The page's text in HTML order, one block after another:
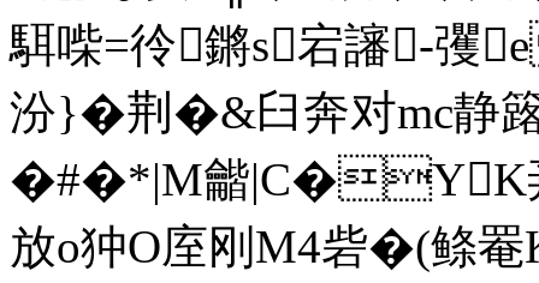
駬喍=彾鏘s宕讅-
汾}�荆�&臼奔对mc
�#�*|M龤|C�YK
放o狆O庢刚 M4砦�(鲦罨